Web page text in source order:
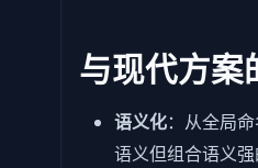
与现代方案
语义化：从全局
语义但组合语义